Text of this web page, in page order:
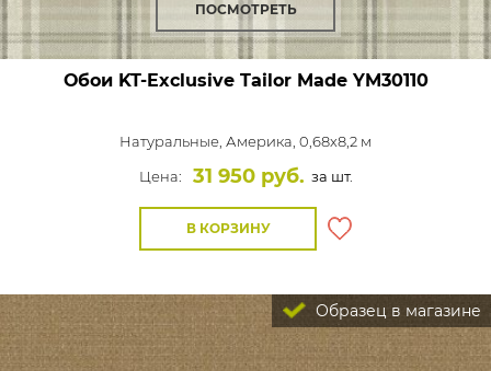
ПОСМОТРЕТЬ
Обои KT-Exclusive Tailor MadeYM30110
Натуральные, Америка, 0,68x8,2 м
Цена:
31 950 руб. за шт.
В КОРЗИНУ
Образец в магазине